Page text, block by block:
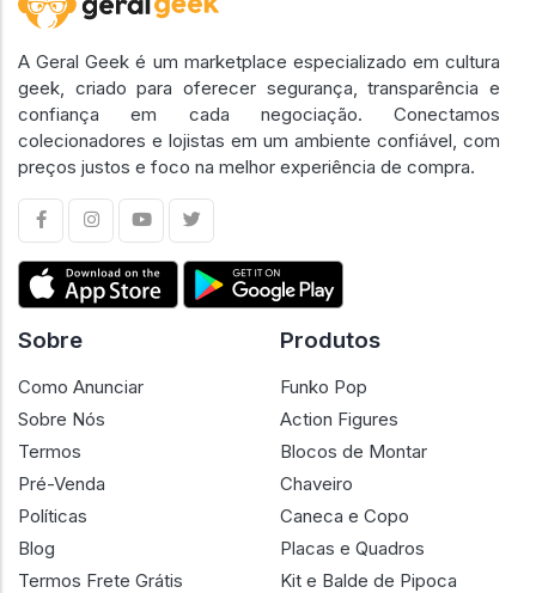
A Geral Geek é um marketplace especializado em cultura
geek, criado para oferecer segurança, transparência e
confiança em cada negociação. Conectamos
colecionadores e lojistas em um ambiente confiável, com
preços justos e foco na melhor experiência de compra.
Sobre
Como Anunciar
Sobre Nós
Termos
Pré-Venda
Políticas
Blog
Termos Frete Grátis
Produtos
Funko Pop
Action Figures
Blocos de Montar
Chaveiro
Caneca e Copo
Placas e Quadros
Kit e Balde de Pipoca